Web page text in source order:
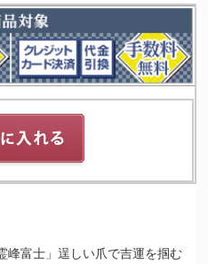
峰富士」逞しい爪で吉運を掴む